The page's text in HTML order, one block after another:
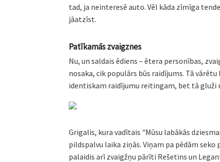
tad, ja neinteresē auto. Vēl kāda zīmīga
jāatzīst.
Patīkamās zvaigznes
Nu, un saldais ēdiens – ētera personības,
nosaka, cik populārs būs raidījums. Tā
identiskam raidījumu reitingam, bet tā gluži
Grigalis, kura vadītais "Mūsu labākās
pildspalvu laika ziņās. Viņam pa pēdām
palaidis arī zvaigžņu pārīti Rešetins un